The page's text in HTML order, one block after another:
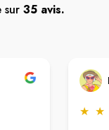
sur 35 avis.
★ ★